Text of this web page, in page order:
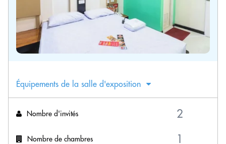
Équipements de la salle d'exposition
Nombre d'invités
Nombre de chambres